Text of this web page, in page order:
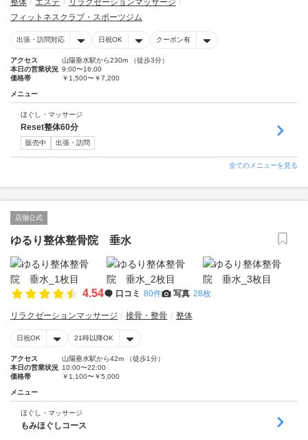
整体 エステ
リラクゼーションマッサージ
フィットネスクラブ・スポーツジム
出張・訪問対応 日祝OK クーポン有
アクセス
山陽垂水駅から230m （徒歩3分）
本日の営業状況 9:00〜16:00
価格帯
￥1,500〜￥7,200
メニュー
ほぐし・マッサージ
Reset整体60分
販売中 出張・訪問
全てのメニューを見る
店舗公式
ゆるり整体整骨院 垂水
4.54 口コミ 80件 写真 28枚
リラクゼーションマッサージ 接骨・整骨 整体
日祝OK 21時以降OK
アクセス
山陽垂水駅から42m （徒歩1分）
本日の営業状況 10:00〜22:00
価格帯
￥1,100〜￥5,000
メニュー
ほぐし・マッサージ
もみほぐしコース